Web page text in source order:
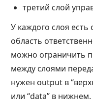
третий слой
У каждого слоя есть
область
можно ограничить
между слоями
нужен output в
или “data” в нижнем.